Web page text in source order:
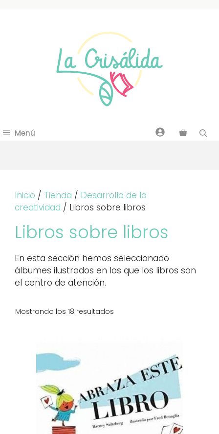
Menú
Inicio / Tienda / Desarrollo de la
creatividad / Libros sobre libros
Libros sobre libros
En esta sección hemos seleccionado
álbumes ilustrados en los que los libros son
el centro de atención.
Mostrando los 18 resultados